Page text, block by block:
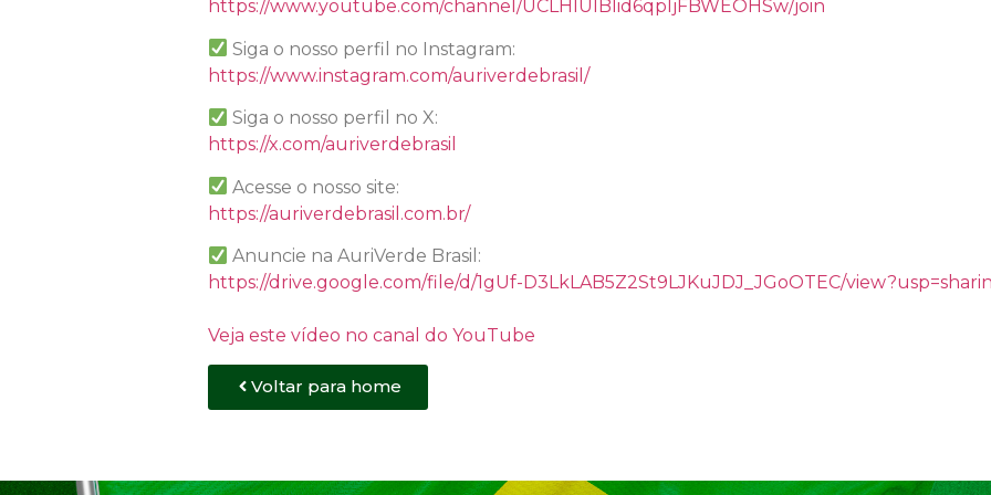
https://www.youtube.com/channel/UCLHIUIBIid6qpljFBWEOHSw/join
Siga o nosso perfil no Instagram:
https://www.instagram.com/auriverdebrasil/
Siga o nosso perfil no X:
https://x.com/auriverdebrasil
Acesse o nosso site:
https://auriverdebrasil.com.br/
Anuncie na AuriVerde Brasil:
https://drive.google.com/file/d/1gUf-D3LkLAB5Z2St9LJKuJDJ_JGoOTEC/
Veja este vídeo no canal do YouTube
Voltar para home